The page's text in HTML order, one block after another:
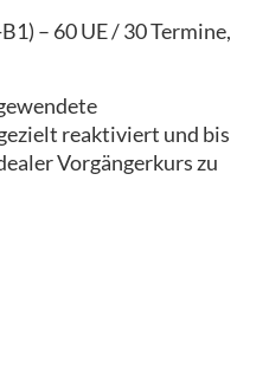
– 60 UE / 30 Termine,
reaktiviert und bis
Vorgängerkurs zu